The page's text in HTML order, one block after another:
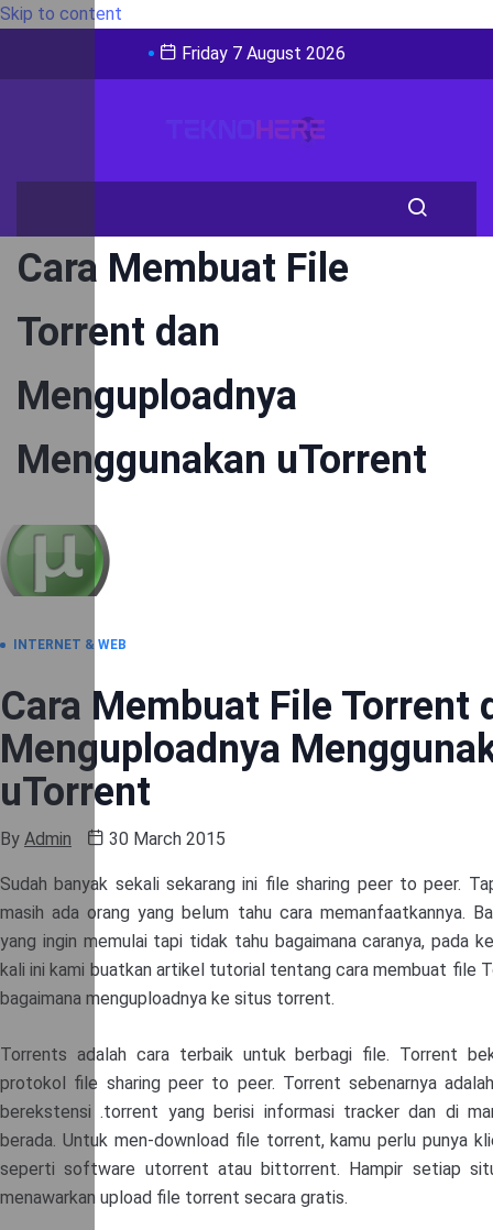
Skip to content
Friday 7 August 2026
Cara Membuat File
Torrent dan
Menguploadnya
Menggunakan uTorrent
INTERNET & WEB
Cara Membuat File Torrent
Menguploadnya
uTorrent
By Admin 30 March 2015
Sudah banyak sekali sekarang ini file sharing peer to peer.
masih ada orang yang belum tahu cara memanfaatkannya.
yang ingin memulai tapi tidak tahu bagaimana caranya, pada
kali ini kami buatkan artikel tutorial tentang cara membuat file
bagaimana menguploadnya ke situs torrent.
Torrents adalah cara terbaik untuk berbagi file. Torrent
protokol file sharing peer to peer. Torrent sebenarnya
berekstensi .torrent yang berisi informasi tracker dan di
berada. Untuk men-download file torrent, kamu perlu punya
seperti software utorrent atau bittorrent. Hampir setiap
menawarkan upload file torrent secara gratis.